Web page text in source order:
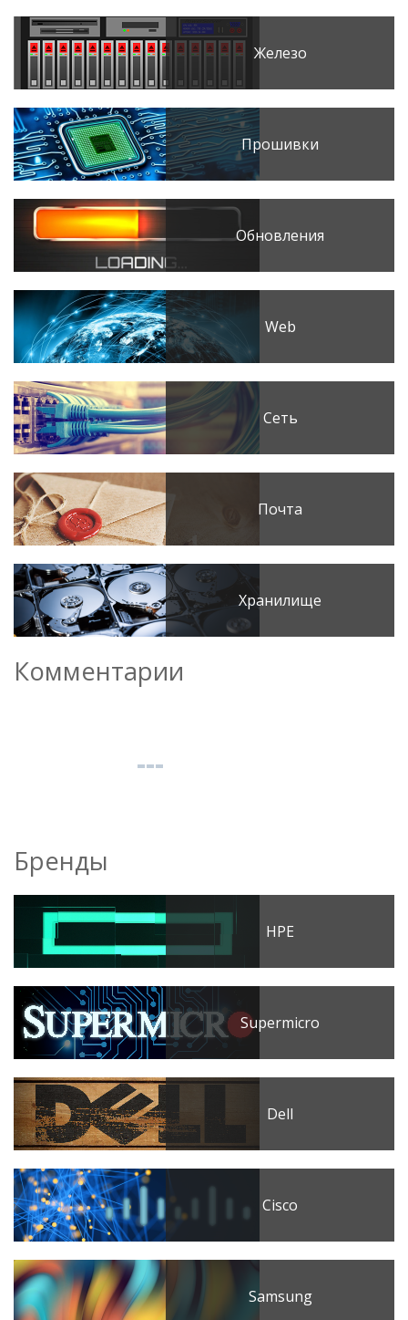
Железо
Прошивки
Обновления
Web
Сеть
Почта
Хранилище
Комментарии
Бренды
HPE
Supermicro
Dell
Cisco
Samsung